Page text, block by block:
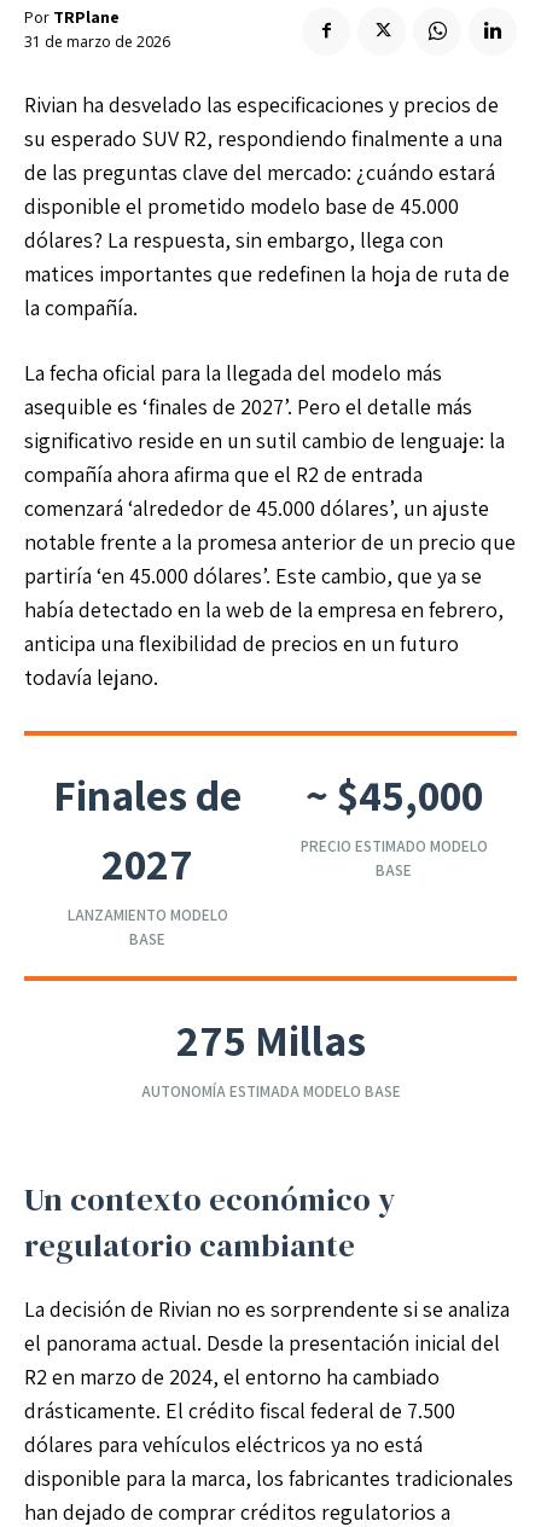
Enlaces útiles
Privacidad Aviso Legal Política de cookies
Registro / Entrar Suscribir
Contacto
Privacidad Aviso Legal Política de cookies
Por TRPlane
31 de marzo de 2026
Rivian ha desvelado las especificaciones y precios de
su esperado SUV R2, respondiendo finalmente a una
de las preguntas clave del mercado: ¿cuándo estará
disponible el prometido modelo base de 45.000
dólares? La respuesta, sin embargo, llega con
matices importantes que redefinen la hoja de ruta de
la compañía.
La fecha oficial para la llegada del modelo más
asequible es ‘finales de 2027’. Pero el detalle más
significativo reside en un sutil cambio de lenguaje: la
compañía ahora afirma que el R2 de entrada
comenzará ‘alrededor de 45.000 dólares’, un ajuste
notable frente a la promesa anterior de un precio que
partiría ‘en 45.000 dólares’. Este cambio, que ya se
había detectado en la web de la empresa en febrero,
anticipa una flexibilidad de precios en un futuro
todavía lejano.
Finales de
2027
LANZAMIENTO MODELO
BASE
~ $45,000
PRECIO ESTIMADO MODELO
BASE
275 Millas
AUTONOMÍA ESTIMADA MODELO BASE
Un contexto económico y
regulatorio cambiante
La decisión de Rivian no es sorprendente si se analiza
el panorama actual. Desde la presentación inicial del
R2 en marzo de 2024, el entorno ha cambiado
drásticamente. El crédito fiscal federal de 7.500
dólares para vehículos eléctricos ya no está
disponible para la marca, los fabricantes tradicionales
han dejado de comprar créditos regulatorios a